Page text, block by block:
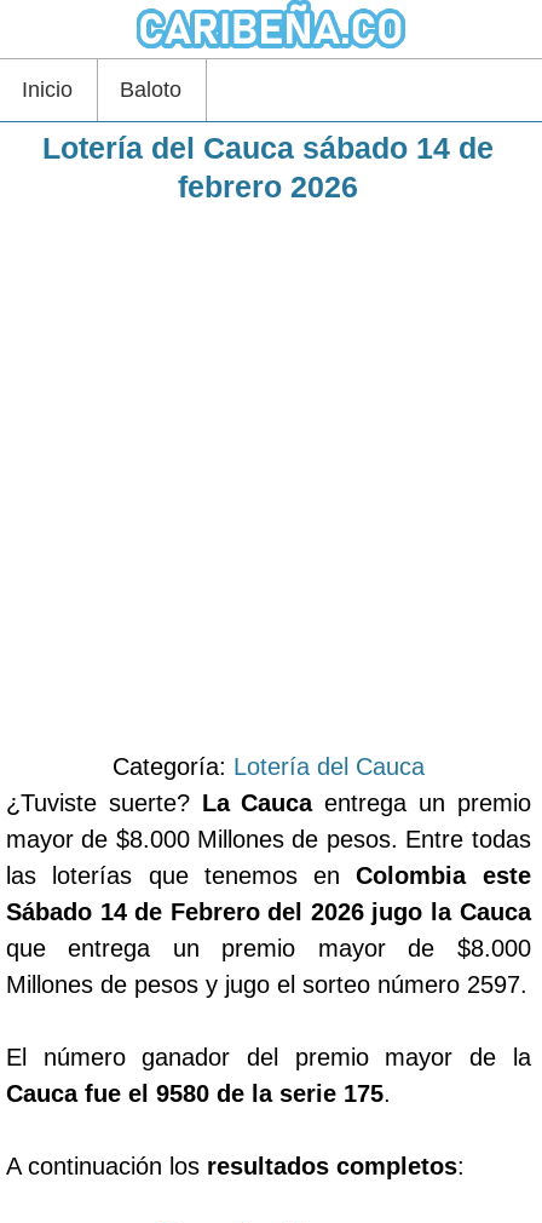
Inicio Baloto
Lotería del Cauca sábado 14 de
febrero 2026
Categoría: Lotería del Cauca
¿Tuviste suerte? La Caucaentrega un premio
mayor de $8.000 Millones de pesos. Entre todas
las loterías que tenemos enColombia este
Sábado 14 de Febrero del 2026 jugo la Cauca
que entrega un premio mayor de $8.000
Millones de pesos y jugo el sorteo número 2597.
El número ganador del premio mayor de la
Cauca fue el 9580 de la serie 175.
A continuación los resultados completos: